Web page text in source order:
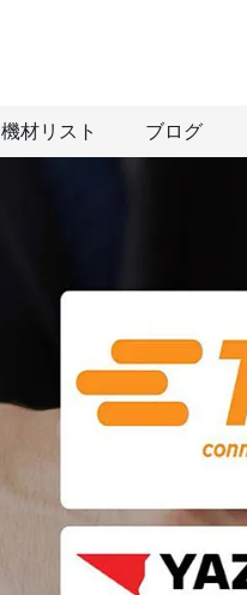
機材リスト ブログ